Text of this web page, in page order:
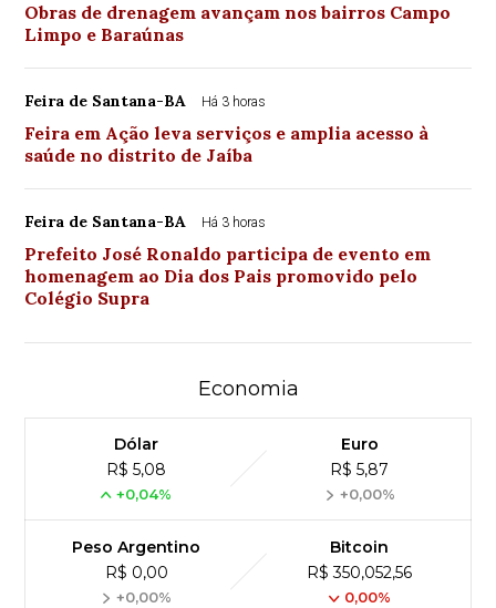
Obras de drenagem avançam nos bairros Campo
Limpo e Baraúnas
Feira de Santana-BA Há 3 horas
Feira em Ação leva serviços e amplia acesso à
saúde no distrito de Jaíba
Feira de Santana-BA Há 3 horas
Prefeito José Ronaldo participa de evento em
homenagem ao Dia dos Pais promovido pelo
Colégio Supra
Economia
Dólar
R$ 5,08
+0,04%
Euro
R$ 5,87
+0,00%
Peso Argentino
R$ 0,00
+0,00%
Bitcoin
R$ 350,052,56
0,00%